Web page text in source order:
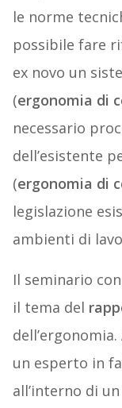
le norme
possibile fare
ex novo un
(ergonomia di
necessario
dell’esistente
(ergonomia di
legislazione
ambienti di
Il seminario
il tema del
un esperto in
all’interno di